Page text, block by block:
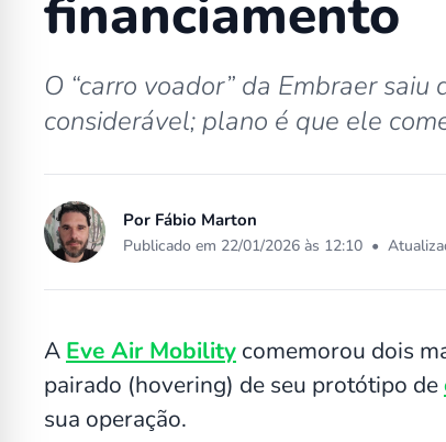
financiamento
O “carro voador” da Embraer
considerável; plano é que ele
Por Fábio Marton
Publicado em 22/01/2026 às 12:10 •
A Eve Air Mobility comemorou dois
pairado (hovering) de seu protótipo de
sua operação.